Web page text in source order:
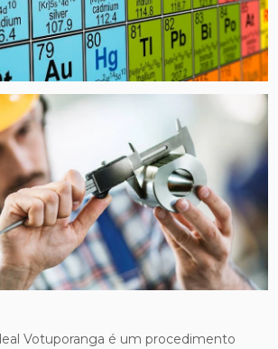
Votuporanga é um procedimento